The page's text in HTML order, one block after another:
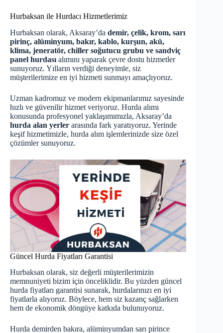
Hurbaksan ile Hurdacı Hizmetlerimiz
Hurbaksan olarak, Aksaray’da demir, çelik, krom, sarı
pirinç, alüminyum, bakır, kablo, kurşun, akü,
klima, jeneratör, chiller soğutucu grubu ve sandviç
panel hurdası alımını yaparak çevre dostu hizmetler
sunuyoruz. Yılların verdiği deneyimle, siz
müşterilerimize en iyi hizmeti sunmayı amaçlıyoruz.
Uzman kadromuz ve modern ekipmanlarımız sayesinde
hızlı ve güvenilir hizmet veriyoruz. Hurda alımı
konusunda profesyonel yaklaşımımızla, Aksaray’da
hurda alan yerler arasında fark yaratıyoruz. Yerinde
keşif hizmetimizle, hurda alım işlemlerinizde size özel
çözümler sunuyoruz.
Güncel Hurda Fiyatları Garantisi
Hurbaksan olarak, siz değerli müşterilerimizin
memnuniyeti bizim için önceliklidir. Bu yüzden güncel
hurda fiyatları garantisi sunarak, hurdalarınızı en iyi
fiyatlarla alıyoruz. Böylece, hem siz kazanç sağlarken
hem de ekonomik döngüye katkıda bulunuyoruz.
Hurda demirden bakıra, alüminyumdan sarı pirince